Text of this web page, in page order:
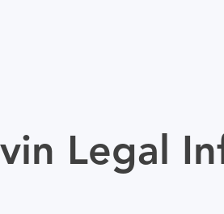
Legal